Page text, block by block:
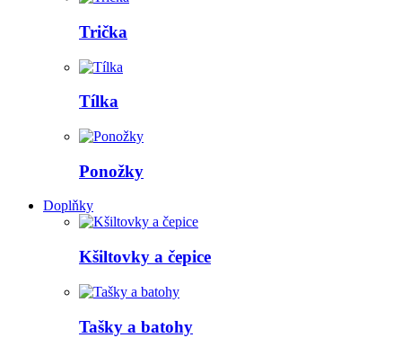
Trička
Tílka
Ponožky
Doplňky
Kšiltovky a čepice
Tašky a batohy